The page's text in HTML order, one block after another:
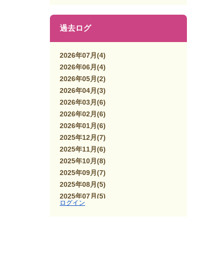
過去ログ
2026年07月 (4)
2026年06月 (4)
2026年05月 (2)
2026年04月 (3)
2026年03月 (6)
2026年02月 (6)
2026年01月 (6)
2025年12月 (7)
2025年11月 (6)
2025年10月 (8)
2025年09月 (7)
2025年08月 (5)
2025年07月 (5)
2025年06月
ログイン